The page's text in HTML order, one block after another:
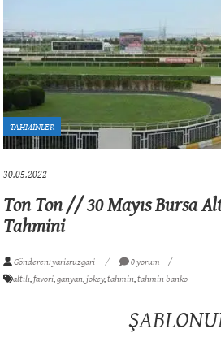
TAHMİNLER
30.05.2022
Ton Ton // 30 Mayıs Bursa
Tahmini
Gönderen: yarisruzgari
0 yorum
altılı,favori,ganyan,jokey,tahmin,tahmin banko